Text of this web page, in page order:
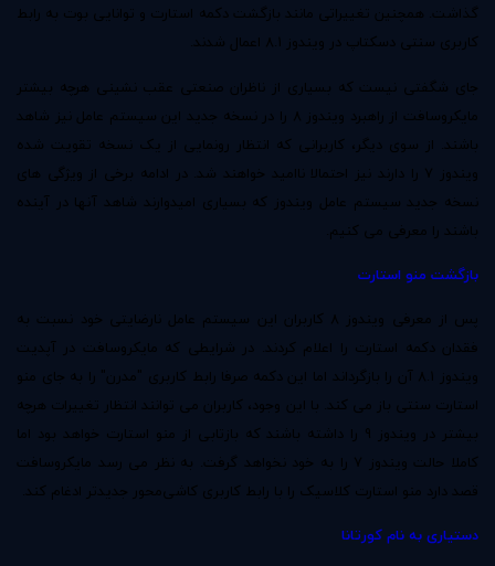
گذاشت. همچنین تغییراتی مانند بازگشت دکمه استارت و توانایی بوت به رابط
کاربری سنتی دسکتاپ در ویندوز 8.1 اعمال شدند.
جای شگفتی نیست که بسیاری از ناظران صنعتی عقب نشینی هرچه بیشتر
مایکروسافت از راهبرد ویندوز 8 را در نسخه جدید این سیستم عامل نیز شاهد
باشند. از سوی دیگر، کاربرانی که انتظار رونمایی از یک نسخه تقویت شده
ویندوز 7 را دارند نیز احتمالا ناامید خواهند شد. در ادامه برخی از ویژگی های
نسخه جدید سیستم عامل ویندوز که بسیاری امیدوارند شاهد آنها در آینده
باشند را معرفی می کنیم.
بازگشت منو استارت
پس از معرفی ویندوز 8 کاربران این سیستم عامل نارضایتی خود نسبت به
فقدان دکمه استارت را اعلام کردند. در شرایطی که مایکروسافت در آپدیت
ویندوز 8.1 آن را بازگرداند اما این دکمه صرفا رابط کاربری "مدرن" را به جای منو
استارت سنتی باز می کند. با این وجود، کاربران می توانند انتظار تغییرات هرچه
بیشتر در ویندوز 9 را داشته باشند که بازتابی از منو استارت خواهد بود اما
کاملا حالت ویندوز 7 را به خود نخواهد گرفت. به نظر می رسد مایکروسافت
قصد دارد منو استارت کلاسیک را با رابط کاربری کاشی‌محور جدیدتر ادغام کند.
دستیاری به نام کورتانا